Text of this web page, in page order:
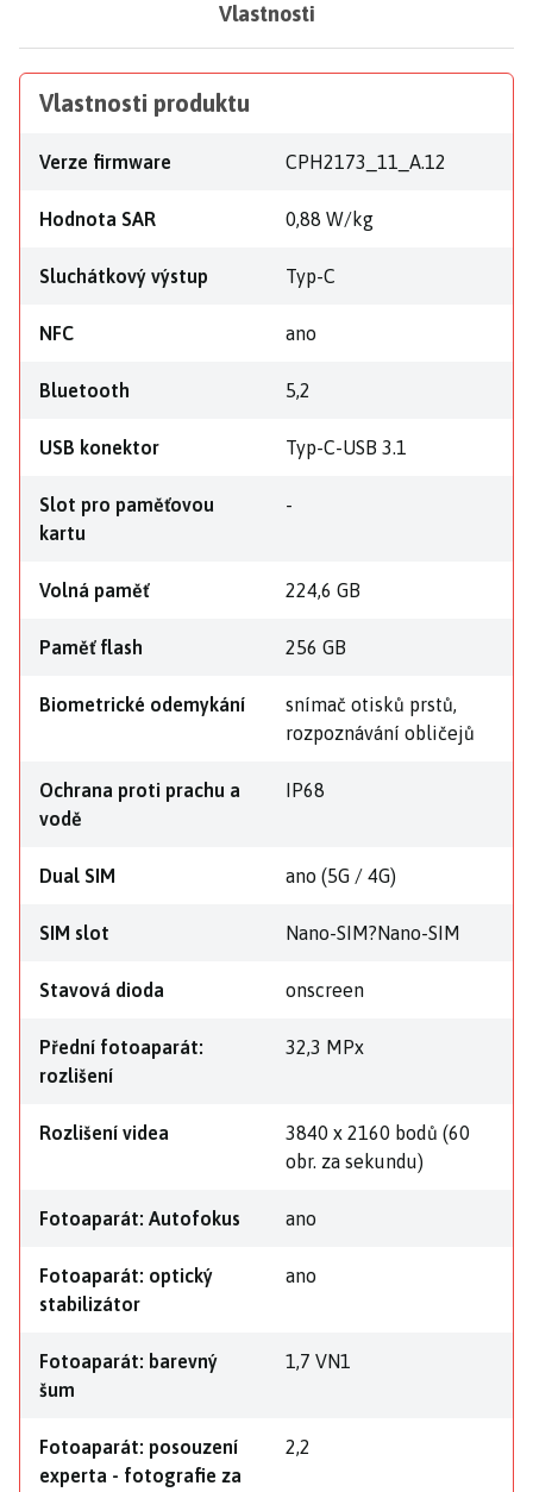
Vlastnosti
Vlastnosti produktu
Verze firmware CPH2173_11_A.12
Hodnota SAR 0,88 W/kg
Sluchátkový výstup Typ-C
NFC ano
Bluetooth 5,2
USB konektor Typ-C-USB 3.1
Slot pro paměťovou
kartu
-
Volná paměť 224,6 GB
Paměť flash 256 GB
Biometrické odemykání
snímač otisků prstů,
rozpoznávání obličejů
Ochrana proti prachu a
vodě
IP68
Dual SIM ano (5G / 4G)
SIM slot Nano-SIM?Nano-SIM
Stavová dioda onscreen
Přední fotoaparát:
rozlišení
32,3 MPx
Rozlišení videa
3840 x 2160 bodů (60
obr. za sekundu)
Fotoaparát: Autofokus ano
Fotoaparát: optický
stabilizátor
ano
Fotoaparát: barevný
šum
1,7 VN1
Fotoaparát: posouzení
experta - fotografie za
2,2